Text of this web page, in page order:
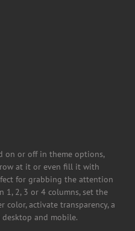
on or off in theme options,
at it or even fill it with
for grabbing the attention
1, 2, 3 or 4 columns, set the
color, activate transparency, a
and mobile.